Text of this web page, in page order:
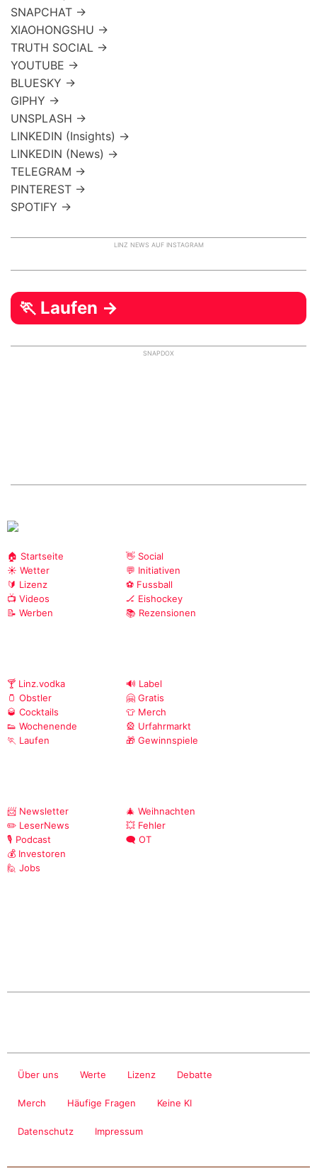
SNAPCHAT →
XIAOHONGSHU →
TRUTH SOCIAL →
YOUTUBE →
BLUESKY →
GIPHY →
UNSPLASH →
LINKEDIN (Insights) →
LINKEDIN (News) →
TELEGRAM →
PINTEREST →
SPOTIFY →
LINZ NEWS AUF INSTAGRAM
🏃 Laufen →
SNAPDOX
🏠 Startseite
☀️ Wetter
🔰 Lizenz
📺 Videos
📝 Werben
👋 Social
💬 Initiativen
⚽ Fussball
🏒 Eishockey
📚 Rezensionen
🍸 Linz.vodka
🫙 Obstler
🥃 Cocktails
👟 Wochenende
🏃 Laufen
🔊 Label
🤗 Gratis
👕 Merch
🎡 Urfahrmarkt
🎁 Gewinnspiele
📨 Newsletter
✏️ LeserNews
🎙️ Podcast
💰 Investoren
🙋 Jobs
🎄 Weihnachten
💥 Fehler
🗨️ OT
Über uns Werte Lizenz Debatte
Merch Häufige Fragen Keine KI
Datenschutz Impressum